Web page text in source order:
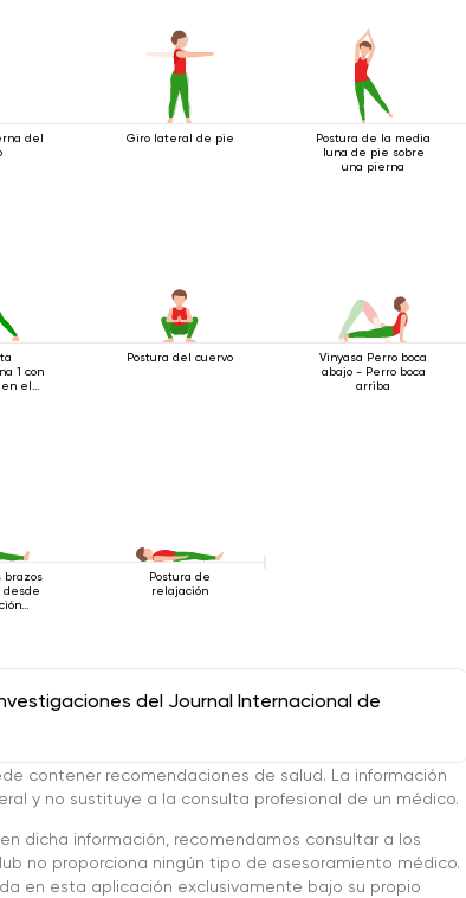
del
Giro lateral de pie
Postura de la media
luna de pie sobre
una pierna
1 con
en el
Postura del cuervo
Vinyasa Perro boca
abajo - Perro boca
arriba
brazos
desde
Postura de
relajación
del Journal Internacional de
contener recomendaciones de salud. La información
y no sustituye a la consulta profesional de un médico.
dicha información, recomendamos consultar a los
no proporciona ningún tipo de asesoramiento médico.
en esta aplicación exclusivamente bajo su propio